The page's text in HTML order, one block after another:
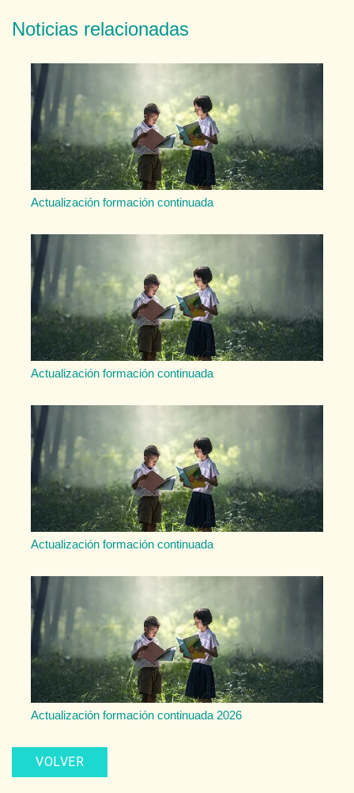
Noticias relacionadas
Actualización formación continuada
Actualización formación continuada
Actualización formación continuada
Actualización formación continuada 2026
VOLVER